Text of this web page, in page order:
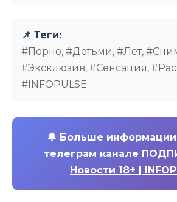
📌 Теги:
#Порно, #Детьми, #Лет,
#Эксклюзив, #Сенсация,
#INFOPULSE
🔔 Больше
телеграм канале
Новости 18+ |